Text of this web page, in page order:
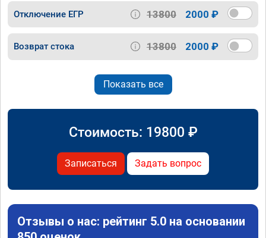
Отключение ЕГР 13800 2000 ₽
Возврат стока 13800 2000 ₽
Показать все
Стоимость: 19800 ₽
Записаться Задать вопрос
Отзывы о нас: рейтинг 5.0 на основании